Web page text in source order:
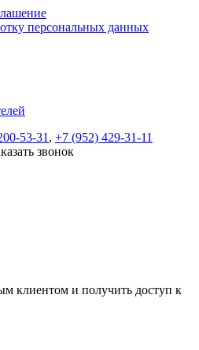
персональных данных
53-31, +7 (952) 429-31-11
звонок
клиентом и получить доступ к